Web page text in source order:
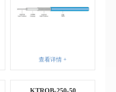
查看详情 +